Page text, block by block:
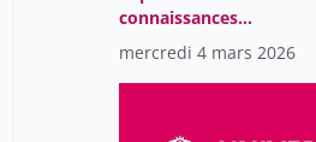
connaissances
(Knowledge organization
systems) / séminaire
mercredi 4 mars 2026